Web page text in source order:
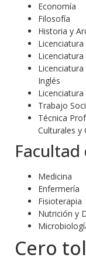
Economía
Filosofía
Historia y
Inglés
Trabajo
Técnica
Culturales y
Facultad
Medicina
Enfermería
Fisioterapia
Nutrición y
Cero